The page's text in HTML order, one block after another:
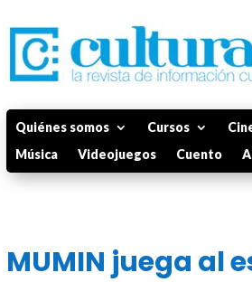
Quiénes somos Cursos
Música
Videojuegos Cuento
MUMIN juega al